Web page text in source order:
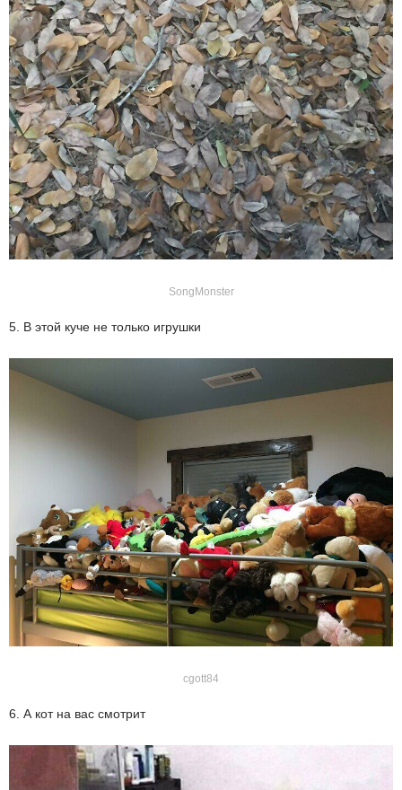
SongMonster
5. В этой куче не только игрушки
cgott84
6. А кот на вас смотрит